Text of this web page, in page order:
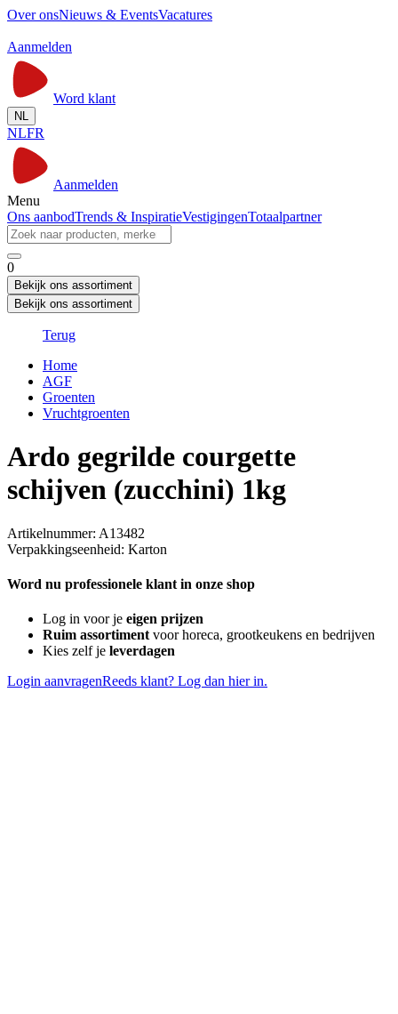
Over onsNieuws & EventsVacatures
Aanmelden
Word klant
NL
NLFR
Aanmelden
Menu
Ons aanbodTrends & InspiratieVestigingenTotaalpartner
0
Bekijk ons assortiment
Bekijk ons assortiment
Terug
Home
AGF
Groenten
Vruchtgroenten
Ardo gegrilde courgette
schijven (zucchini) 1kg
Artikelnummer: A13482
Verpakkingseenheid: Karton
Word nu professionele klant in onze shop
Log in voor je eigen prijzen
Ruim assortimentvoor horeca, grootkeukens en bedrijven
Kies zelf je leverdagen
Login aanvragenReeds klant? Log dan hier in.